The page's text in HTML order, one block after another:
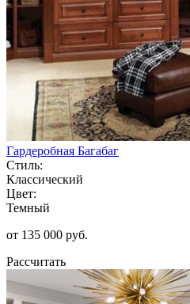
Гардеробная Багабаг
Стиль:
Классический
Цвет:
Темный
от 135 000 руб.
Рассчитать